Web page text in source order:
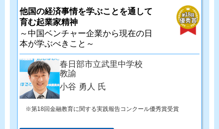
他国の経済事情を学ぶことを通して
育む起業家精神
～中国ベンチャー企業から現在の日
本が学ぶべきこと～
春日部市立武里中学校
教諭
小谷 勇人 氏
第18回金融教育に関する実践報告コンクール優秀賞受賞